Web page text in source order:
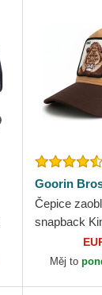
Goorin
Čepice
snapback
The Farm
Měj to